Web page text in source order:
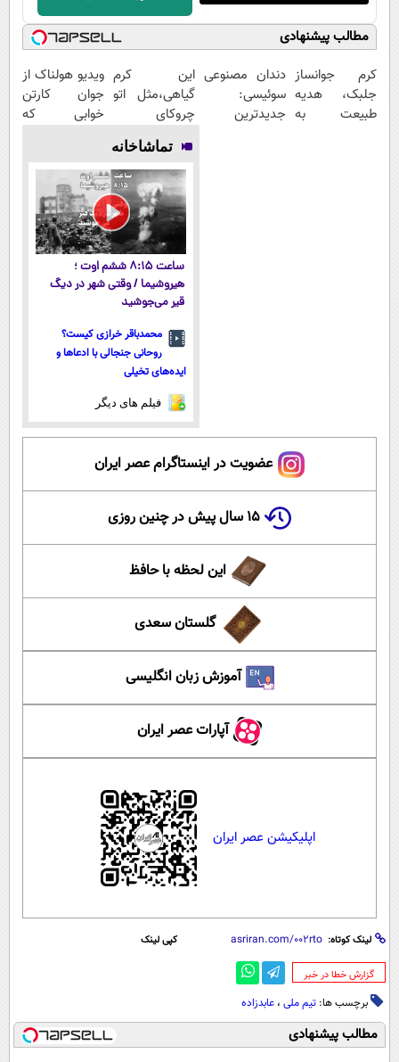
مطالب پیشنهادی
کرم جوانساز
جلبک، هدیه
طبیعت به
دندان مصنوعی
سوئیسی:
جدیدترین
این کرم
گیاهی،مثل اتو
چروکای
پوستتوصاف
میکنه!50%تخفیف
ویدیو هولناک از
جوان کارتن
خوابی که
تماشاخانه
ساعت ۸:۱۵ ششم اوت ؛
هیروشیما / وقتی شهر در دیگ
قیر می‌جوشید
محمدباقر خرازی کیست؟
روحانی جنجالی با ادعاها و
ایده‌های تخیلی
فیلم های دیگر
عضویت در اینستاگرام عصر ایران
۱۵ سال پیش در چنین روزی
این لحظه با حافظ
گلستان سعدی
آموزش زبان انگلیسی
آپارات عصر ایران
اپلیکیشن عصر ایران
لینک کوتاه: کپی لینک
‌گزارش خطا در خبر
برچسب ها: تیم ملی ، عابدزاده
مطالب پیشنهادی